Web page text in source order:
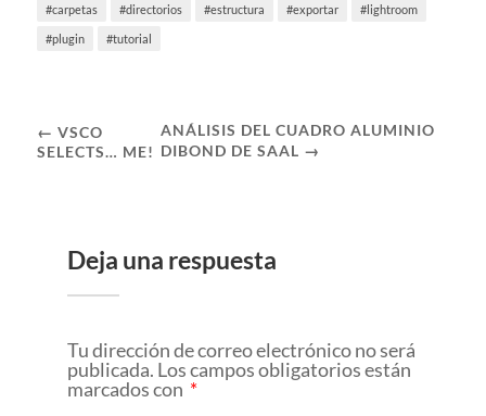
carpetas directorios estructura exportar lightroom
plugin tutorial
← VSCO
SELECTS… ME!
ANÁLISIS DEL CUADRO ALUMINIO
DIBOND DE SAAL →
Deja una respuesta
Tu dirección de correo electrónico no será
publicada. Los campos obligatorios están
marcados con *